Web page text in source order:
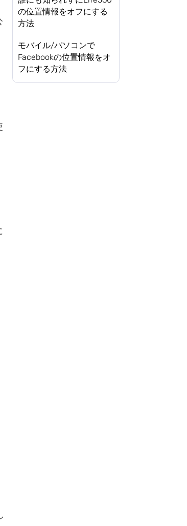
の位置情報をオフにする
方法
モバイル/パソコンで
Facebookの位置情報をオ
フにする方法